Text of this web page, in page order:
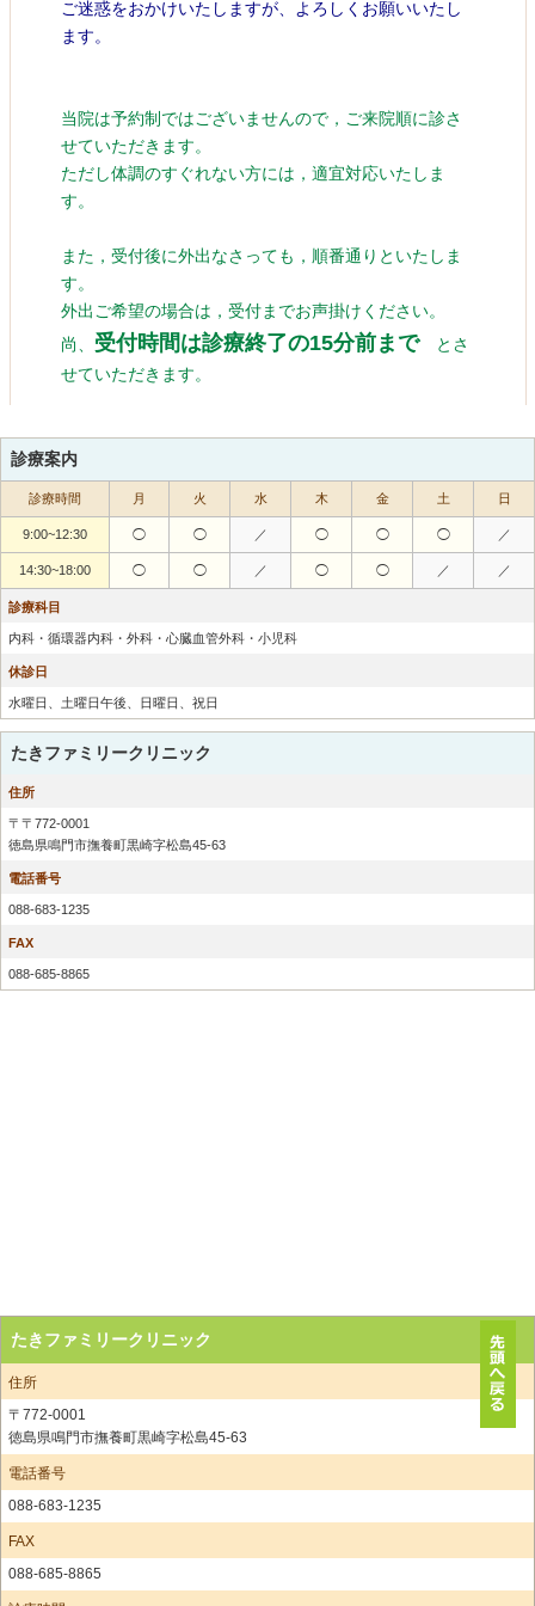
診療案内
診療時間 月 火 水 木 金 土 日
9:00~12:30 ◯ ◯ ／ ◯ ◯ ◯ ／
14:30~18:00 ◯ ◯ ／ ◯ ◯ ／ ／
診療科目
内科・循環器内科・外科・心臓血管外科・小児科
休診日
水曜日、土曜日午後、日曜日、祝日
たきファミリークリニック
住所
〒〒772-0001
徳島県鳴門市撫養町黒崎字松島45-63
電話番号
088-683-1235
FAX
088-685-8865
たきファミリークリニック
住所
〒772-0001
徳島県鳴門市撫養町黒崎字松島45-63
電話番号
088-683-1235
FAX
088-685-8865